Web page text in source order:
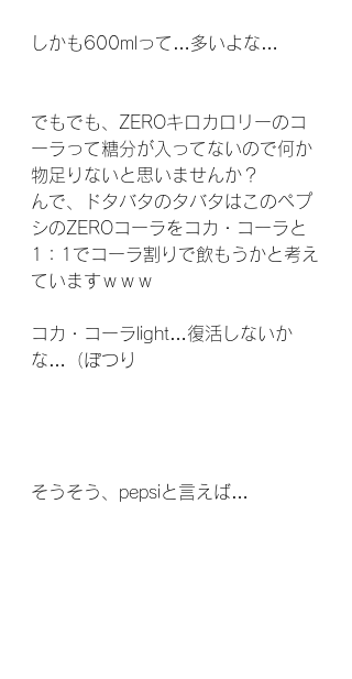
しかも600mlって…多いよな…
でもでも、ZEROキロカロリーのコ
ーラって糖分が入ってないので何か
物足りないと思いませんか？
んで、ドタバタのタバタはこのペプ
シのZEROコーラをコカ・コーラと
1：1でコーラ割りで飲もうかと考え
ていますｗｗｗ
コカ・コーラlight…復活しないか
な…（ぽつり
そうそう、pepsiと言えば…